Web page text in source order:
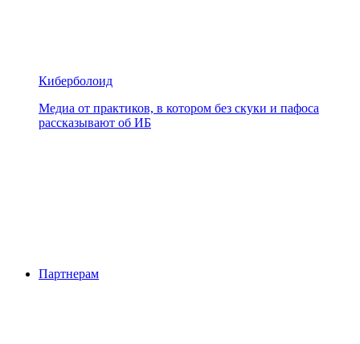
Киберболоид
Медиа от практиков, в котором без скуки и пафоса
рассказывают об ИБ
Партнерам